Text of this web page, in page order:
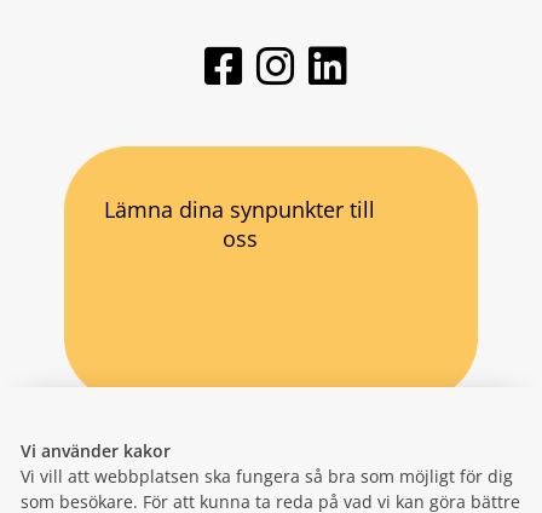
Vi använder kakor
Vi vill att webbplatsen ska fungera så bra som möjligt för dig
som besökare. För att kunna ta reda på vad vi kan göra bättre
Lämna dina synpunkter till
oss